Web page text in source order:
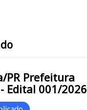
Edital 001/2026